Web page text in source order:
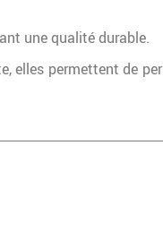
une qualité durable.
elles permettent de